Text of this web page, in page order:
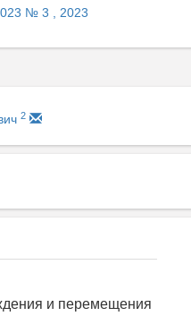
№ 3 , 2023
2
и перемещения